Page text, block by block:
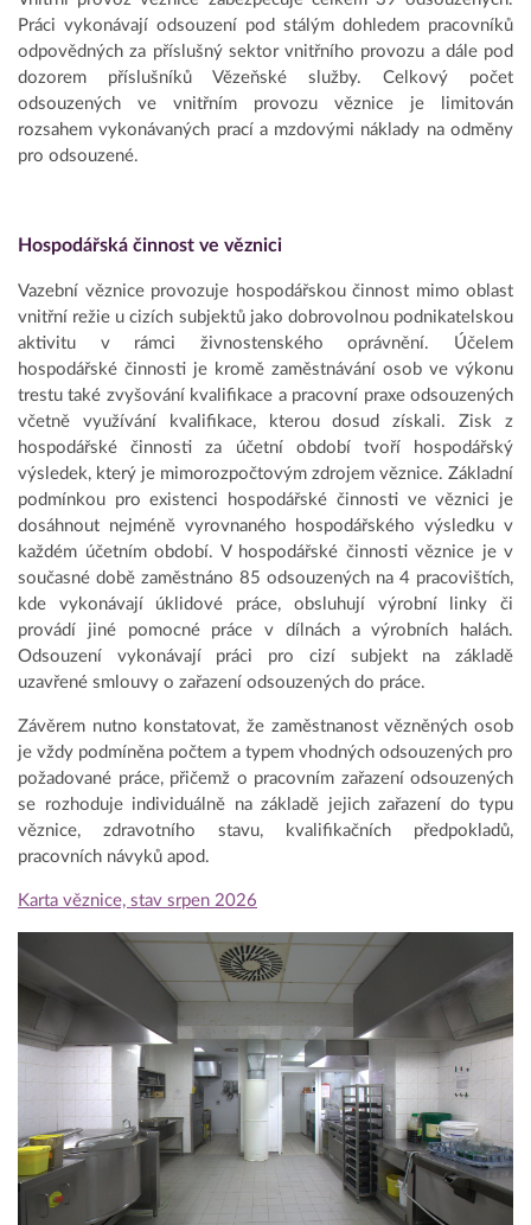
Práci vykonávají odsouzení pod stálým dohledem pracovníků
odpovědných za příslušný sektor vnitřního provozu a dále pod
dozorem příslušníků Vězeňské služby. Celkový počet
odsouzených ve vnitřním provozu věznice je limitován
rozsahem vykonávaných prací a mzdovými náklady na odměny
pro odsouzené.
Hospodářská činnost ve věznici
Vazební věznice provozuje hospodářskou činnost mimo oblast
vnitřní režie u cizích subjektů jako dobrovolnou podnikatelskou
aktivitu v rámci živnostenského oprávnění. Účelem
hospodářské činnosti je kromě zaměstnávání osob ve výkonu
trestu také zvyšování kvalifikace a pracovní praxe odsouzených
včetně využívání kvalifikace, kterou dosud získali. Zisk z
hospodářské činnosti za účetní období tvoří hospodářský
výsledek, který je mimorozpočtovým zdrojem věznice. Základní
podmínkou pro existenci hospodářské činnosti ve věznici je
dosáhnout nejméně vyrovnaného hospodářského výsledku v
každém účetním období. V hospodářské činnosti věznice je v
současné době zaměstnáno 85 odsouzených na 4 pracovištích,
kde vykonávají úklidové práce, obsluhují výrobní linky či
provádí jiné pomocné práce v dílnách a výrobních halách.
Odsouzení vykonávají práci pro cizí subjekt na základě
uzavřené smlouvy o zařazení odsouzených do práce.
Závěrem nutno konstatovat, že zaměstnanost vězněných osob
je vždy podmíněna počtem a typem vhodných odsouzených pro
požadované práce, přičemž o pracovním zařazení odsouzených
se rozhoduje individuálně na základě jejich zařazení do typu
věznice, zdravotního stavu, kvalifikačních předpokladů,
pracovních návyků apod.
Karta věznice, stav srpen 2026